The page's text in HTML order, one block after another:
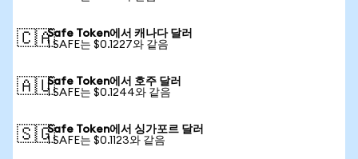
🇨🇦Safe Token에서 캐나다 달러
1 SAFE는 $0.1227와 같음
🇦🇺Safe Token에서 호주 달러
1 SAFE는 $0.1244와 같음
🇸🇬Safe Token에서 싱가포르 달러
1 SAFE는 $0.1123와 같음